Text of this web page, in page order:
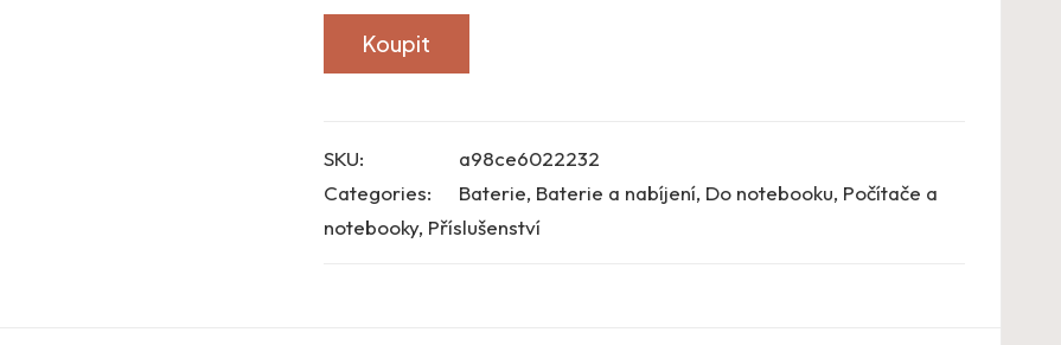
Koupit
SKU:
a98ce6022232
Categories:
Baterie, Baterie a nabíjení, Do notebooku, Počítače a
notebooky, Příslušenství